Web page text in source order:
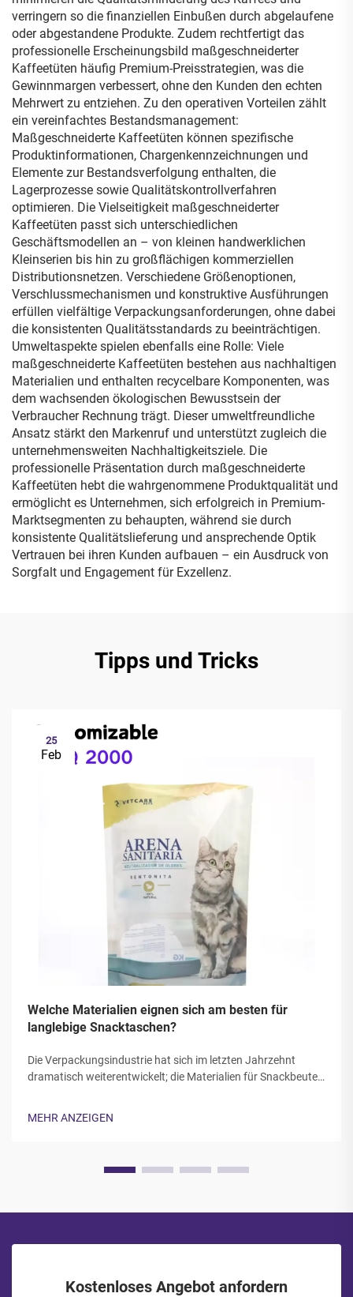
verringern so die finanziellen Einbußen durch abgelaufene
oder abgestandene Produkte. Zudem rechtfertigt das
professionelle Erscheinungsbild maßgeschneiderter
Kaffeetüten häufig Premium-Preisstrategien, was die
Gewinnmargen verbessert, ohne den Kunden den echten
Mehrwert zu entziehen. Zu den operativen Vorteilen zählt
ein vereinfachtes Bestandsmanagement:
Maßgeschneiderte Kaffeetüten können spezifische
Produktinformationen, Chargenkennzeichnungen und
Elemente zur Bestandsverfolgung enthalten, die
Lagerprozesse sowie Qualitätskontrollverfahren
optimieren. Die Vielseitigkeit maßgeschneiderter
Kaffeetüten passt sich unterschiedlichen
Geschäftsmodellen an – von kleinen handwerklichen
Kleinserien bis hin zu großflächigen kommerziellen
Distributionsnetzen. Verschiedene Größenoptionen,
Verschlussmechanismen und konstruktive Ausführungen
erfüllen vielfältige Verpackungsanforderungen, ohne dabei
die konsistenten Qualitätsstandards zu beeinträchtigen.
Umweltaspekte spielen ebenfalls eine Rolle: Viele
maßgeschneiderte Kaffeetüten bestehen aus nachhaltigen
Materialien und enthalten recycelbare Komponenten, was
dem wachsenden ökologischen Bewusstsein der
Verbraucher Rechnung trägt. Dieser umweltfreundliche
Ansatz stärkt den Markenruf und unterstützt zugleich die
unternehmensweiten Nachhaltigkeitsziele. Die
professionelle Präsentation durch maßgeschneiderte
Kaffeetüten hebt die wahrgenommene Produktqualität und
ermöglicht es Unternehmen, sich erfolgreich in Premium-
Marktsegmenten zu behaupten, während sie durch
konsistente Qualitätslieferung und ansprechende Optik
Vertrauen bei ihren Kunden aufbauen – ein Ausdruck von
Sorgfalt und Engagement für Exzellenz.
Tipps und Tricks
25
Feb
Welche Materialien eignen sich am besten für
langlebige Snacktaschen?
Die Verpackungsindustrie hat sich im letzten Jahrzehnt
dramatisch weiterentwickelt; die Materialien für Snackbeutel
MEHR ANZEIGEN
Kostenloses Angebot anfordern